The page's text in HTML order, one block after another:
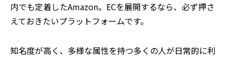
内でも定着したAmazon。ECを展開するなら、必ず押さ
えておきたいプラットフォームです。
知名度が高く、多様な属性を持つ多くの人が日常的に利